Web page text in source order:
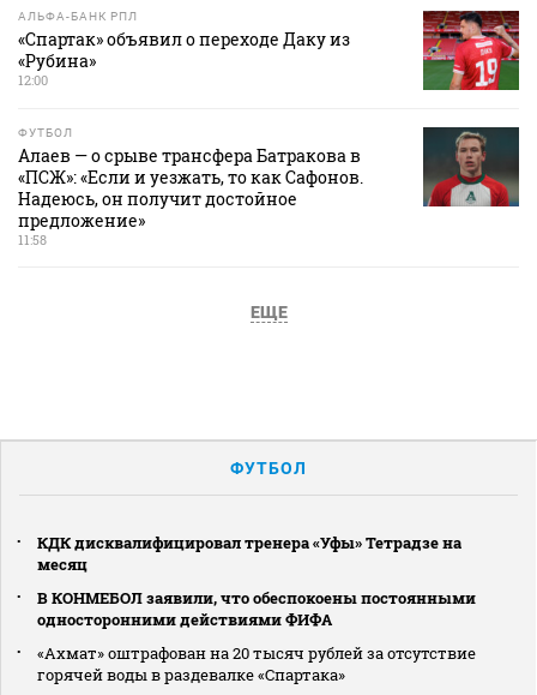
АЛЬФА-БАНК РПЛ
«Спартак» объявил о переходе Даку из
«Рубина»
12:00
ФУТБОЛ
Алаев — о срыве трансфера Батракова в
«ПСЖ»: «Если и уезжать, то как Сафонов.
Надеюсь, он получит достойное
предложение»
11:58
ЕЩЕ
ФУТБОЛ
КДК дисквалифицировал тренера «Уфы» Тетрадзе на
месяц
В КОНМЕБОЛ заявили, что обеспокоены постоянными
односторонними действиями ФИФА
«Ахмат» оштрафован на 20 тысяч рублей за отсутствие
горячей воды в раздевалке «Спартака»